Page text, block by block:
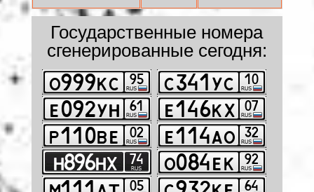
Государственные номера
сгенерированные сегодня: